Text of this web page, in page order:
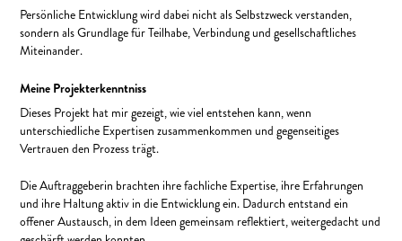
Persönliche Entwicklung wird dabei nicht als Selbstzweck verstanden,
sondern als Grundlage für Teilhabe, Verbindung und gesellschaftliches
Miteinander.
Meine Projekterkenntniss
Dieses Projekt hat mir gezeigt, wie viel entstehen kann, wenn
unterschiedliche Expertisen zusammenkommen und gegenseitiges
Vertrauen den Prozess trägt.
Die Auftraggeberin brachten ihre fachliche Expertise, ihre Erfahrungen
und ihre Haltung aktiv in die Entwicklung ein. Dadurch entstand ein
offener Austausch, in dem Ideen gemeinsam reflektiert, weitergedacht und